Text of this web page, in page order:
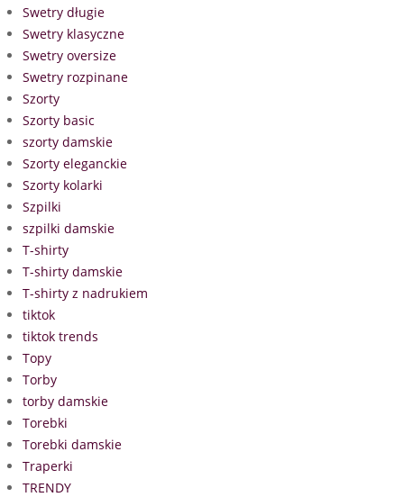
Swetry długie
Swetry klasyczne
Swetry oversize
Swetry rozpinane
Szorty
Szorty basic
szorty damskie
Szorty eleganckie
Szorty kolarki
Szpilki
szpilki damskie
T-shirty
T-shirty damskie
T-shirty z nadrukiem
tiktok
tiktok trends
Topy
Torby
torby damskie
Torebki
Torebki damskie
Traperki
TRENDY